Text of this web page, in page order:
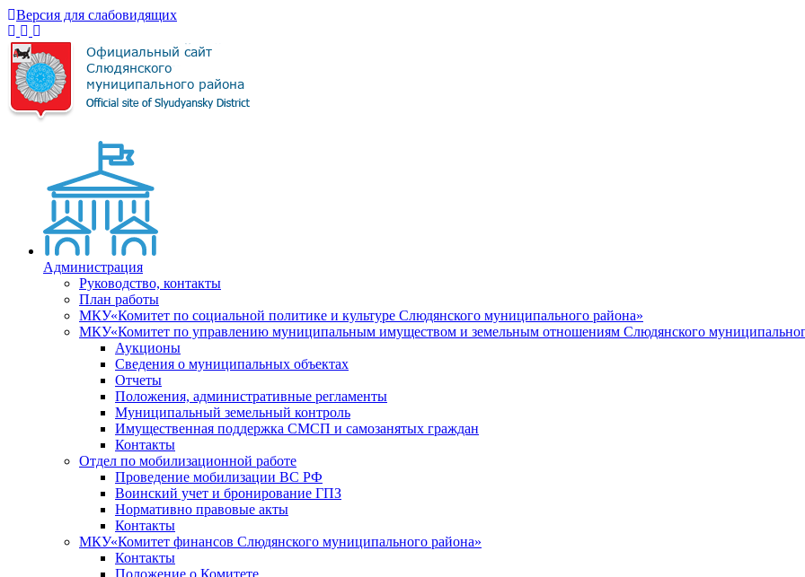
Версия для слабовидящих
Администрация
Руководство, контакты
План работы
МКУ«Комитет по социальной политике и культуре Слюдянского муниципального района»
МКУ«Комитет по управлению муниципальным имуществом и земельным отношениям Слюдянского
Аукционы
Сведения о муниципальных объектах
Отчеты
Положения, административные регламенты
Муниципальный земельный контроль
Имущественная поддержка СМСП и самозанятых граждан
Контакты
Отдел по мобилизационной работе
Проведение мобилизации ВС РФ
Воинский учет и бронирование ГПЗ
Нормативно правовые акты
Контакты
МКУ«Комитет финансов Слюдянского муниципального района»
Контакты
Положение о Комитете